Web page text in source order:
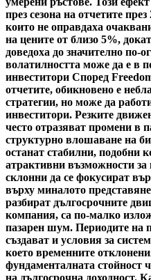
през сезона на отчетите
които не оправдаха
на цените от близо 5%,
доведоха до значително по-
волатилността може да е в
инвеститори Според
отчетите, обикновено е
стратегии, но може да
инвеститори. Резките
често отразяват промени в
структурно влошаване на
останат стабилни, подобни
атрактивни възможности за
склонни да се фокусират
върху миналото
разбират дългосрочните
компания, са по-малко
пазарен шум. Периодите на
създават и условия за
което временните
фундаменталната стойност